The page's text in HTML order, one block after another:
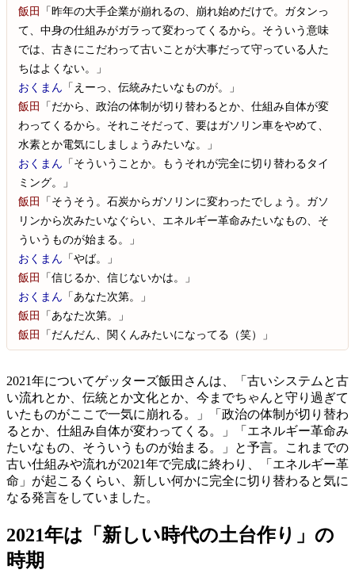
飯田
「昨年の大手企業が崩れるの、崩れ始めだけで。ガタンっ
て、中身の仕組みがガラって変わってくるから。そういう意味
では、古きにこだわって古いことが大事だって守っている人た
ちはよくない。」
おくまん 「えーっ、伝統みたいなものが。」
飯田
「だから、政治の体制が切り替わるとか、仕組み自体が変
わってくるから。それこそだって、要はガソリン車をやめて、
水素とか電気にしましょうみたいな。」
おくまん 「そういうことか。もうそれが完全に切り替わるタイ
ミング。」
飯田
「そうそう。石炭からガソリンに変わったでしょう。ガソ
リンから次みたいなぐらい、エネルギー革命みたいなもの、そ
ういうものが始まる。」
おくまん 「やば。」
飯田
「信じるか、信じないかは。」
おくまん 「あなた次第。」
飯田
「あなた次第。」
飯田
「だんだん、関くんみたいになってる（笑）」
2021年についてゲッターズ飯田さんは、「古いシステムと古
い流れとか、伝統とか文化とか、今までちゃんと守り過ぎて
いたものがここで一気に崩れる。」「政治の体制が切り替わ
るとか、仕組み自体が変わってくる。」「エネルギー革命み
たいなもの、そういうものが始まる。」と予言。これまでの
古い仕組みや流れが2021年で完成に終わり、「エネルギー革
命」が起こるくらい、新しい何かに完全に切り替わると気に
なる発言をしていました。
2021年は「新しい時代の土台作り」の
時期